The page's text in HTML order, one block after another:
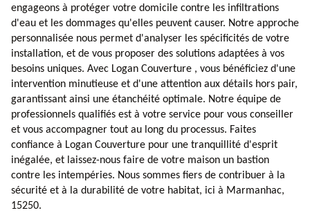
engageons à protéger votre domicile contre les infiltrations
d'eau et les dommages qu'elles peuvent causer. Notre approche
personnalisée nous permet d'analyser les spécificités de votre
installation, et de vous proposer des solutions adaptées à vos
besoins uniques. Avec Logan Couverture , vous bénéficiez d'une
intervention minutieuse et d'une attention aux détails hors pair,
garantissant ainsi une étanchéité optimale. Notre équipe de
professionnels qualifiés est à votre service pour vous conseiller
et vous accompagner tout au long du processus. Faites
confiance à Logan Couverture pour une tranquillité d'esprit
inégalée, et laissez-nous faire de votre maison un bastion
contre les intempéries. Nous sommes fiers de contribuer à la
sécurité et à la durabilité de votre habitat, ici à Marmanhac,
15250.